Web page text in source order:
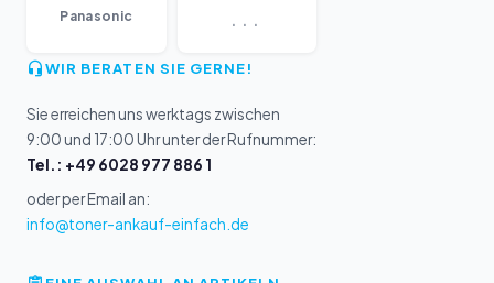
Panasonic ...
WIR BERATEN SIE GERNE!
Sie erreichen uns werktags zwischen
9:00 und 17:00 Uhr unter der Rufnummer:
Tel.: +49 6028 977 886 1
oder per Email an:
info@toner-ankauf-einfach.de